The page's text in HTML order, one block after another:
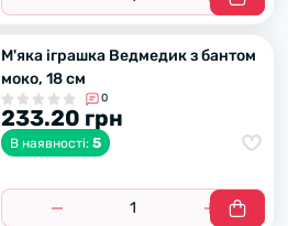
М'яка іграшка Ведмедик з бантом
моко, 18 см
0
233.20 грн
В наявності: 5